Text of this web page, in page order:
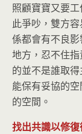
照顧寶寶又要
此爭吵，雙方
係都會有不良
地方，忍不住
的並不是誰取
能保有妥協的
的空間。
找出共識以修